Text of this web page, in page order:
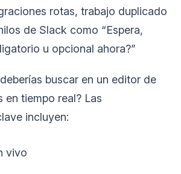
rotas, trabajo duplicado
de Slack como “Espera,
u opcional ahora?”
buscar en un editor de
en tiempo real? Las
incluyen:
vivo